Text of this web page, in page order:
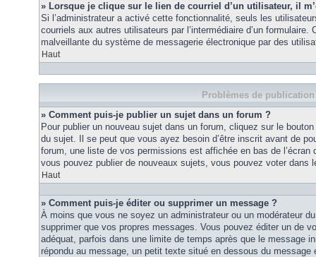
» Lorsque je clique sur le lien de courriel d’un utilisateur, il
Si l’administrateur a activé cette fonctionnalité, seuls les
courriels aux autres utilisateurs par l’intermédiaire d’un formulaire.
malveillante du système de messagerie électronique par des
Haut
Problèmes de publication
» Comment puis-je publier un sujet dans un forum ?
Pour publier un nouveau sujet dans un forum, cliquez sur le
du sujet. Il se peut que vous ayez besoin d’être inscrit avant de
forum, une liste de vos permissions est affichée en bas de
vous pouvez publier de nouveaux sujets, vous pouvez voter dans
Haut
» Comment puis-je éditer ou supprimer un message ?
À moins que vous ne soyez un administrateur ou un modérateur
supprimer que vos propres messages. Vous pouvez éditer un de
adéquat, parfois dans une limite de temps après que le message
répondu au message, un petit texte situé en dessous du message